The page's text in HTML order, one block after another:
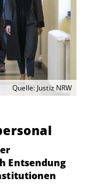
Quelle: Justiz NRW
Entsendung